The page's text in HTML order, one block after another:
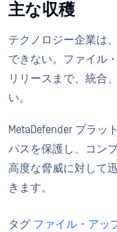
主な収穫
テクノロジー企業は
できない。ファイル
リリースまで、統合
い。
MetaDefender プラ
パスを保護し、コン
高度な脅威に対して
きます。
タグ ファイル・アッ